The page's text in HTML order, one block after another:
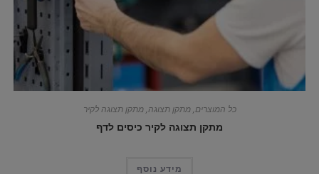
כל המוצרים,מתקן תצוגה,מתקן תצוגה לקיר
מתקן תצוגה לקיר כיסים לדף
מידע נוסף